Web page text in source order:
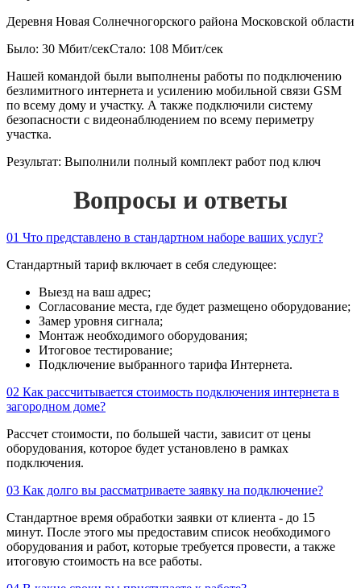
Деревня Новая Солнечногорского района Московской области
Было: 30 Мбит/секСтало: 108 Мбит/сек
Нашей командой были выполнены работы по подключению
безлимитного интернета и усилению мобильной связи GSM
по всему дому и участку. А также подключили систему
безопасности с видеонаблюдением по всему периметру
участка.
Результат: Выполнили полный комплект работ под ключ
Вопросы и ответы
01 Что представлено в стандартном наборе ваших услуг?
Стандартный тариф включает в себя следующее:
Выезд на ваш адрес;
Согласование места, где будет размещено оборудование;
Замер уровня сигнала;
Монтаж необходимого оборудования;
Итоговое тестирование;
Подключение выбранного тарифа Интернета.
02 Как рассчитывается стоимость подключения интернета в
загородном доме?
Рассчет стоимости, по большей части, зависит от цены
оборудования, которое будет установлено в рамках
подключения.
03 Как долго вы рассматриваете заявку на подключение?
Стандартное время обработки заявки от клиента - до 15
минут. После этого мы предоставим список необходимого
оборудования и работ, которые требуется провести, а также
итоговую стоимость на все работы.